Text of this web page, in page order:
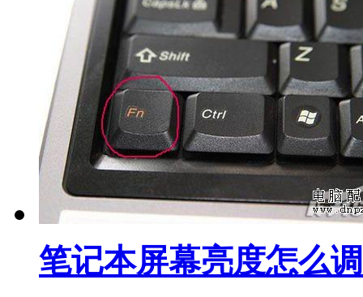
笔记本屏幕亮度怎么